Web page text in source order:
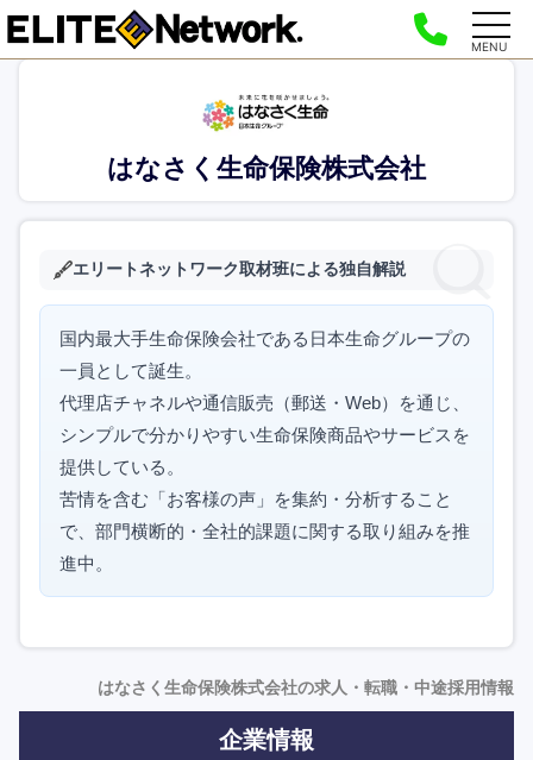
MENU
はなさく生命保険株式会社
エリートネットワーク取材班による独自解説
国内最大手生命保険会社である日本生命グループの
一員として誕生。
代理店チャネルや通信販売（郵送・Web）を通じ、
シンプルで分かりやすい生命保険商品やサービスを
提供している。
苦情を含む「お客様の声」を集約・分析すること
で、部門横断的・全社的課題に関する取り組みを推
進中。
はなさく生命保険株式会社の求人・転職・中途採用情報
企業情報